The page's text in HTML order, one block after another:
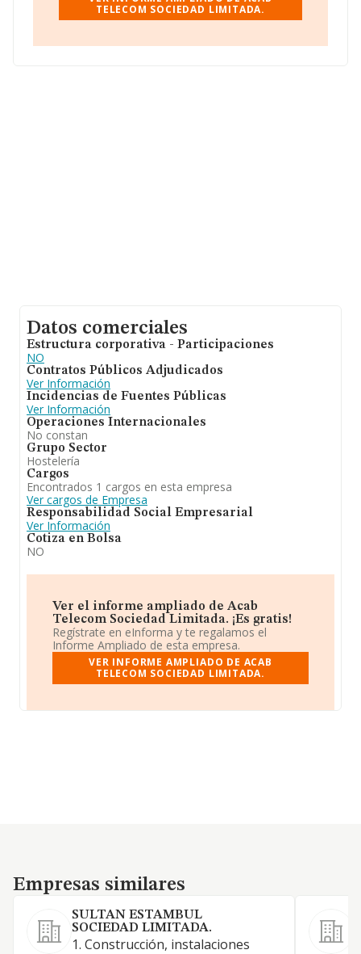
TELECOM SOCIEDAD LIMITADA.
Datos comerciales
Estructura corporativa - Participaciones
NO
Contratos Públicos Adjudicados
Ver Información
Incidencias de Fuentes Públicas
Ver Información
Operaciones Internacionales
No constan
Grupo Sector
Hostelería
Cargos
Encontrados 1 cargos en esta empresa
Ver cargos de Empresa
Responsabilidad Social Empresarial
Ver Información
Cotiza en Bolsa
NO
Ver el informe ampliado de Acab
Telecom Sociedad Limitada. ¡Es gratis!
Regístrate en eInforma y te regalamos el
Informe Ampliado de esta empresa.
VER INFORME AMPLIADO DE ACAB
TELECOM SOCIEDAD LIMITADA.
Empresas similares
Empresas similares
SULTAN ESTAMBUL
SOCIEDAD LIMITADA.
1. Construcción, instalaciones